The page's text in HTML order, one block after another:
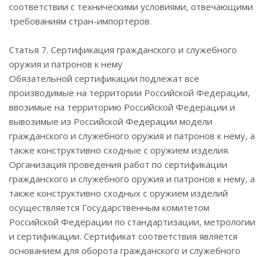
соответствии с техническими условиями, отвечающими
требованиям стран-импортеров.
Статья 7. Сертификация гражданского и служебного
оружия и патронов к нему
Обязательной сертификации подлежат все
производимые на территории Российской Федерации,
ввозимые на территорию Российской Федерации и
вывозимые из Российской Федерации модели
гражданского и служебного оружия и патронов к нему, а
также конструктивно сходные с оружием изделия.
Организация проведения работ по сертификации
гражданского и служебного оружия и патронов к нему, а
также конструктивно сходных с оружием изделий
осуществляется Государственным комитетом
Российской Федерации по стандартизации, метрологии
и сертификации. Сертификат соответствия является
основанием для оборота гражданского и служебного